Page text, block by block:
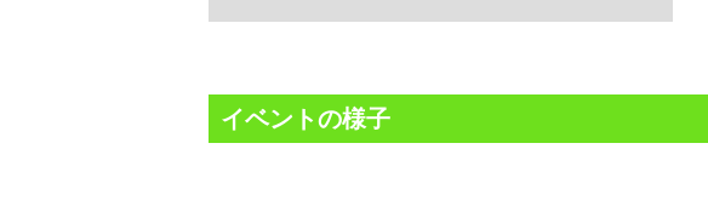
イベントの様子